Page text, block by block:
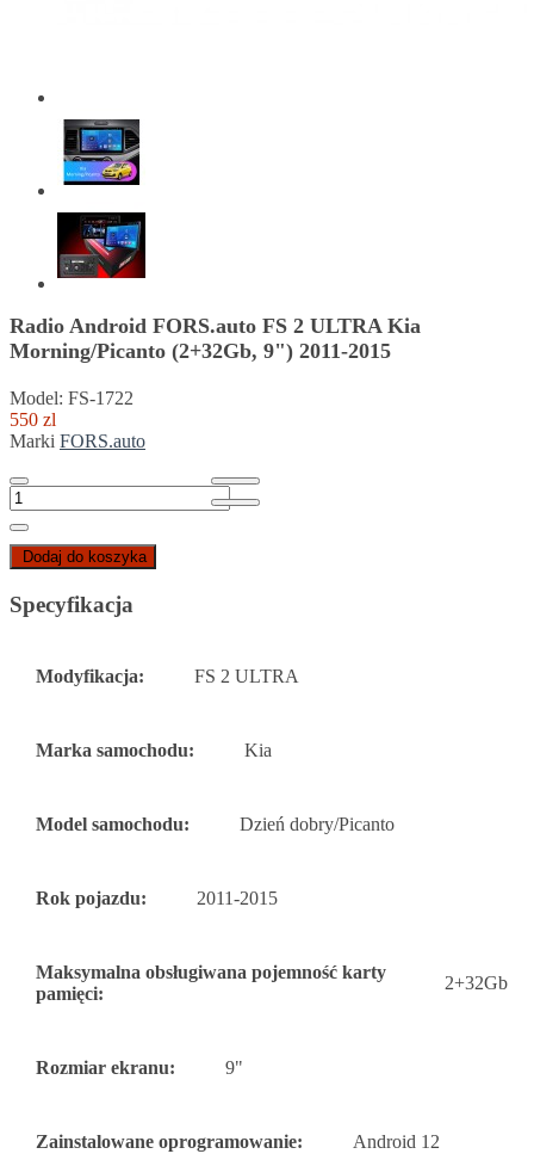
Radio Android FORS.auto FS 2 ULTRA Kia
Morning/Picanto (2+32Gb, 9") 2011-2015
Model: FS-1722
550 zl
Marki FORS.auto
Dodaj do koszyka
Specyfikacja
Modyfikacja: FS 2 ULTRA
Marka samochodu: Kia
Model samochodu: Dzień dobry/Picanto
Rok pojazdu: 2011-2015
Maksymalna obsługiwana pojemność karty
pamięci:
2+32Gb
Rozmiar ekranu: 9"
Zainstalowane oprogramowanie: Android 12